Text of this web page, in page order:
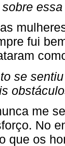
fui
se
me
No
que os